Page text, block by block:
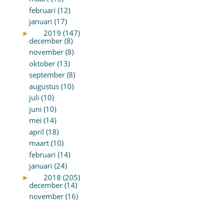
februari (12)
januari (17)
►
2019 (147)
december (8)
november (8)
oktober (13)
september (8)
augustus (10)
juli (10)
juni (10)
mei (14)
april (18)
maart (10)
februari (14)
januari (24)
►
2018 (205)
december (14)
november (16)